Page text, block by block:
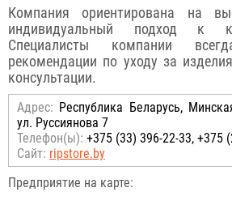
Компания ориентирована на
индивидуальный подход к
Специалисты компании
рекомендации по уходу за
консультации.
Адрес: Республика Беларусь,
ул. Руссиянова 7
Телефон(ы): +375 (33) 396-22-33, +375
Сайт: ripstore.by
Предприятие на карте: